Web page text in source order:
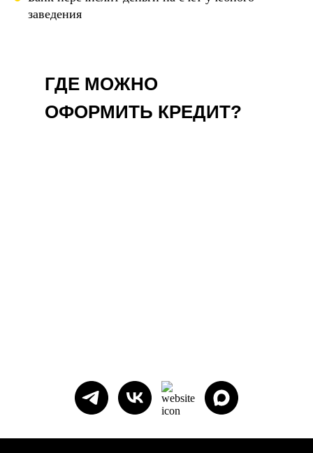
заведения
ГДЕ МОЖНО
ОФОРМИТЬ КРЕДИТ?